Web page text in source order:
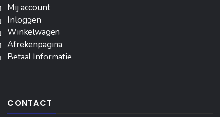
Mij account
Inloggen
‎Winkelwagen
Afrekenpagina
Betaal Informatie
CONTACT